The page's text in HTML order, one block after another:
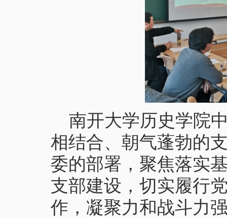
南开大学历史学院
相结合、朝气蓬勃的
委的部署，聚焦落实
支部建设，切实履行
作，凝聚力和战斗力